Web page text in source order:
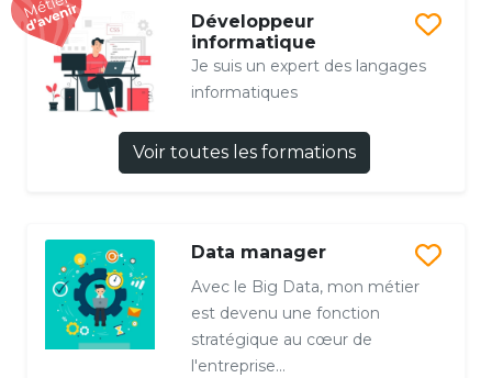
Développeur
informatique
Je suis un expert des langages
informatiques
Voir toutes les formations
Data manager
Avec le Big Data, mon métier
est devenu une fonction
stratégique au cœur de
l'entreprise...